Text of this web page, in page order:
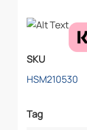
SKU
HSM210530
Tag